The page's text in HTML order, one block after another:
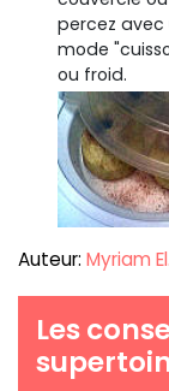
percez avec
mode
ou froid.
Auteur: Myriam El.
Les